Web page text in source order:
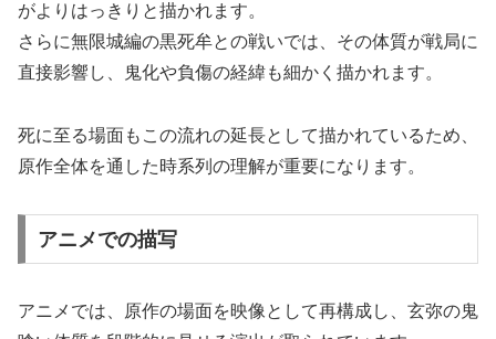
がよりはっきりと描かれます。
さらに無限城編の黒死牟との戦いでは、その体質が戦局に
直接影響し、鬼化や負傷の経緯も細かく描かれます。
死に至る場面もこの流れの延長として描かれているため、
原作全体を通した時系列の理解が重要になります。
アニメでの描写
アニメでは、原作の場面を映像として再構成し、玄弥の鬼